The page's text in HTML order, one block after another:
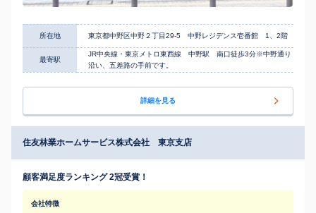
所在地 東京都中野区中野２丁目29-5 中野レジデンス壱番館 1、2階
最寄駅
JR中央線・東京メトロ東西線 中野駅 南口徒歩3分※中野通り
沿い、五差路の手前です。
詳細を見る
住友林業ホームサービス株式会社 東京支店
顧客満足度ランキング 2冠受賞！
会社特徴